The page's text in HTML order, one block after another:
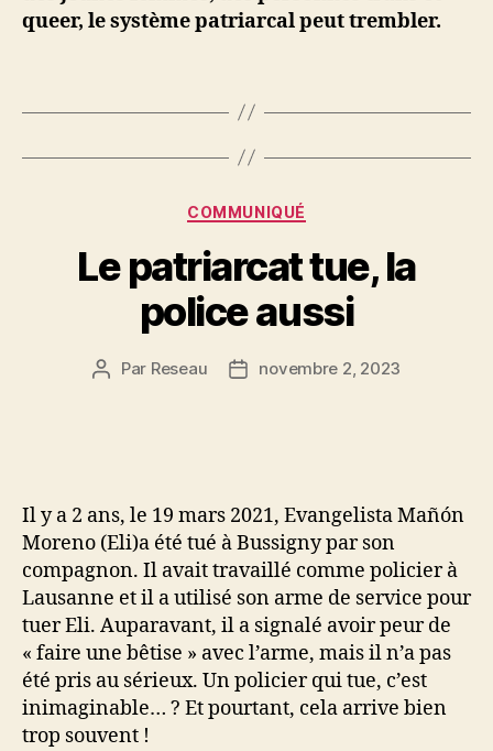
queer, le système patriarcal peut trembler.
Catégories
COMMUNIQUÉ
Le patriarcat tue, la
police aussi
Auteur
Par Reseau
Datenovembre 2, 2023
Il y a 2 ans, le 19 mars 2021, Evangelista Mañón
Moreno (Eli)a été tué à Bussigny par son
compagnon. Il avait travaillé comme policier à
Lausanne et il a utilisé son arme de service pour
tuer Eli. Auparavant, il a signalé avoir peur de
« faire une bêtise » avec l’arme, mais il n’a pas
été pris au sérieux. Un policier qui tue, c’est
inimaginable… ? Et pourtant, cela arrive bien
trop souvent !